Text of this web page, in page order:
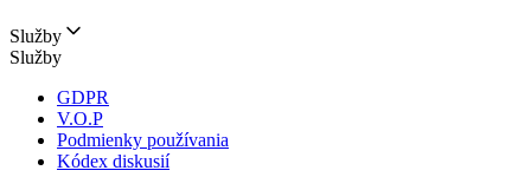
Služby
Služby
GDPR
V.O.P
Podmienky používania
Kódex diskusií